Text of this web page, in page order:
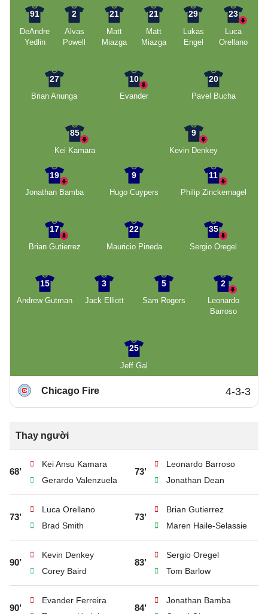
91
DeAndre
Yedlin
2
Alvas
Powell
21
Matt
Miazga
21
Matt
Miazga
29
Lukas
Engel
23
Luca
Orellano
27
Brian Anunga
10
Evander
20
Pavel Bucha
85
Kei Kamara
9
Kevin Denkey
19
Jonathan Bamba
9
Hugo Cuypers
11
Philip Zinckernagel
17
Brian Gutierrez
22
Mauricio Pineda
35
Sergio Oregel
15
Andrew Gutman
3
Jack Elliott
5
Sam Rogers
2
Leonardo
Barroso
25
Jeff Gal
Chicago Fire 4-3-3
Thay người
68’
Kei Ansu Kamara
Gerardo Valenzuela
73’
Leonardo Barroso
Jonathan Dean
73’
Luca Orellano
Brad Smith
73’
Brian Gutierrez
Maren Haile-Selassie
90’
Kevin Denkey
Corey Baird
83’
Sergio Oregel
Tom Barlow
90’
Evander Ferreira
84’
Jonathan Bamba